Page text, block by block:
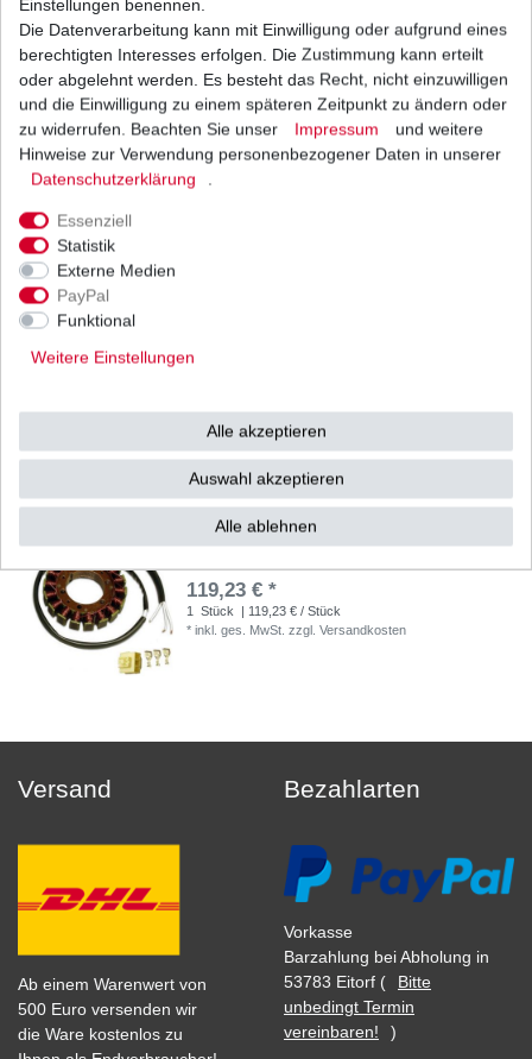
Gel Batterie aus dem Zubehör YT14B-BS für
Yamaha Motorräder
UVP 66,85 €
1 Stück | 9,99 € / Stück
inkl. ges. MwSt.zzgl.Versandkosten
119,23 € *
1 Stück
| 119,23 € / Stück
*inkl. ges. MwSt. zzgl.Versandkosten
Versand
Ab einem Warenwert von
500 Euro versenden wir
die Ware kostenlos zu
Bezahlarten
Vorkasse
Barzahlung bei Abholung in
53783 Eitorf (
Bitte
unbedingt Termin
vereinbaren!
)
Die Datenverarbeitung kann mit Einwilligung oder aufgrund eines
berechtigten Interesses erfolgen. Die Zustimmung kann erteilt
oder abgelehnt werden. Es besteht das Recht, nicht einzuwilligen
und die Einwilligung zu einem späteren Zeitpunkt zu ändern oder
zu widerrufen. Beachten Sie unser
Impressum
und weitere
Hinweise zur Verwendung personenbezogener Daten in unserer
Daten­schutz­erklärung
Essenziell
Statistik
Externe Medien
PayPal
Funktional
Weitere Einstellungen
Alle akzeptieren
Auswahl akzeptieren
Alle ablehnen